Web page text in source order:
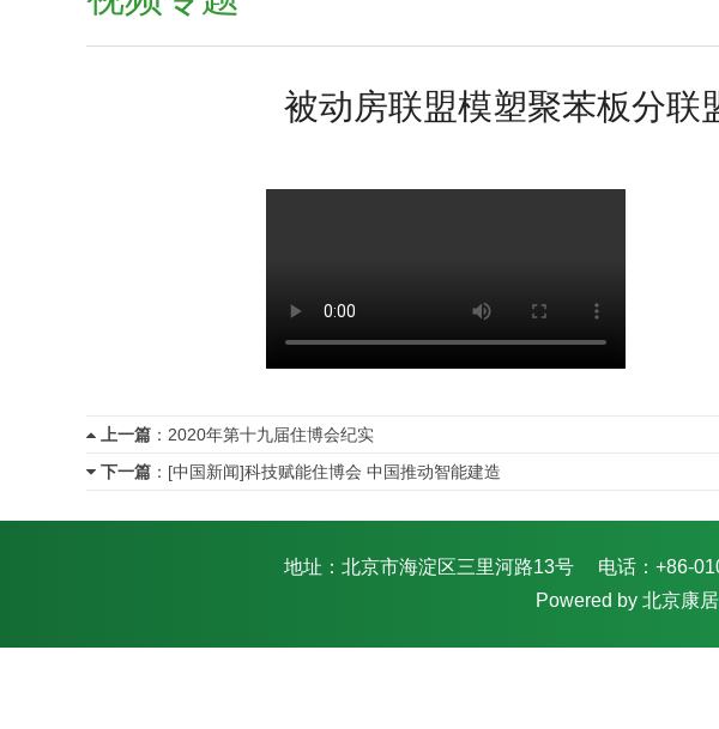
被动房联盟模塑聚苯板分联
上一篇 ： 2020年第十九届住博会纪实
下一篇 ： [中国新闻]科技赋能住博会 中国推动智能建造
地址：北京市海淀区三里河路13号 电话：+86-
Powered by 北京康